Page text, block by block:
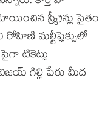
స్క్రీన్లు సైతం
మల్టీప్లెక్సులో
టికెట్లు
గిల్లి పేరు మీద